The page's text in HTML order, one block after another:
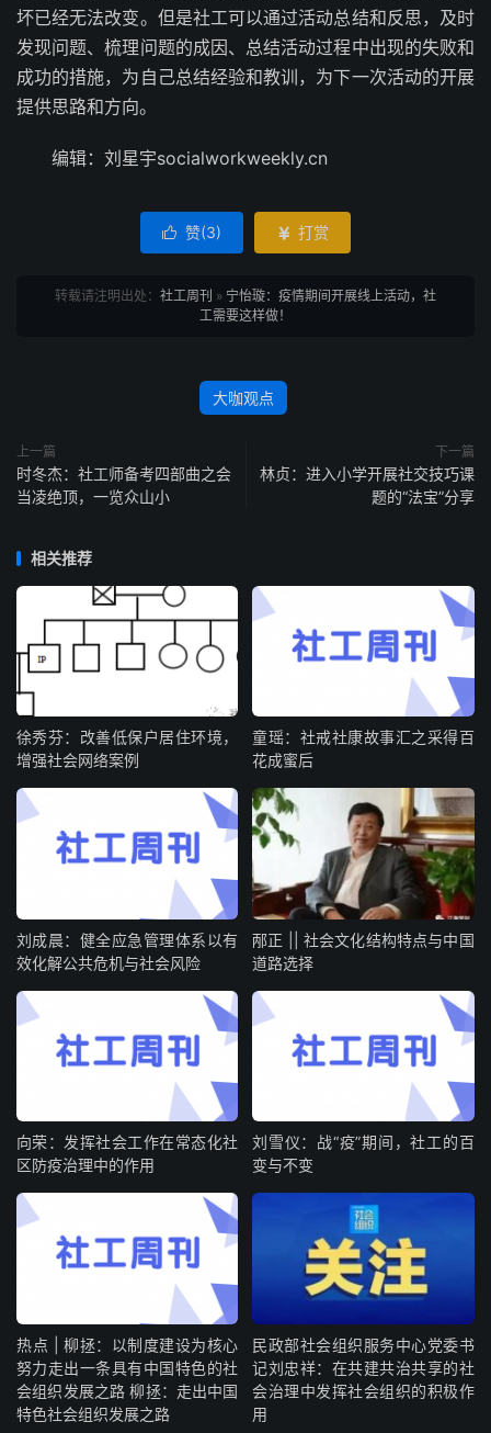
坏已经无法改变。但是社工可以通过活动总结和反思，及时
发现问题、梳理问题的成因、总结活动过程中出现的失败和
成功的措施，为自己总结经验和教训，为下一次活动的开展
提供思路和方向。
编辑：刘星宇socialworkweekly.cn
 赞(3)  打赏
转载请注明出处： 社工周刊 » 宁怡璇：疫情期间开展线上活动，社
工需要这样做！
大咖观点
上一篇
时冬杰：社工师备考四部曲之会
当凌绝顶，一览众山小
下一篇
林贞：进入小学开展社交技巧课
题的“法宝”分享
相关推荐
徐秀芬：改善低保户居住环境，
增强社会网络案例
童瑶：社戒社康故事汇之采得百
花成蜜后
刘成晨：健全应急管理体系以有
效化解公共危机与社会风险
邴正 || 社会文化结构特点与中国
道路选择
向荣：发挥社会工作在常态化社
区防疫治理中的作用
刘雪仪：战“疫”期间，社工的百
变与不变
热点 | 柳拯：以制度建设为核心
努力走出一条具有中国特色的社
会组织发展之路 柳拯：走出中国
特色社会组织发展之路
民政部社会组织服务中心党委书
记刘忠祥：在共建共治共享的社
会治理中发挥社会组织的积极作
用